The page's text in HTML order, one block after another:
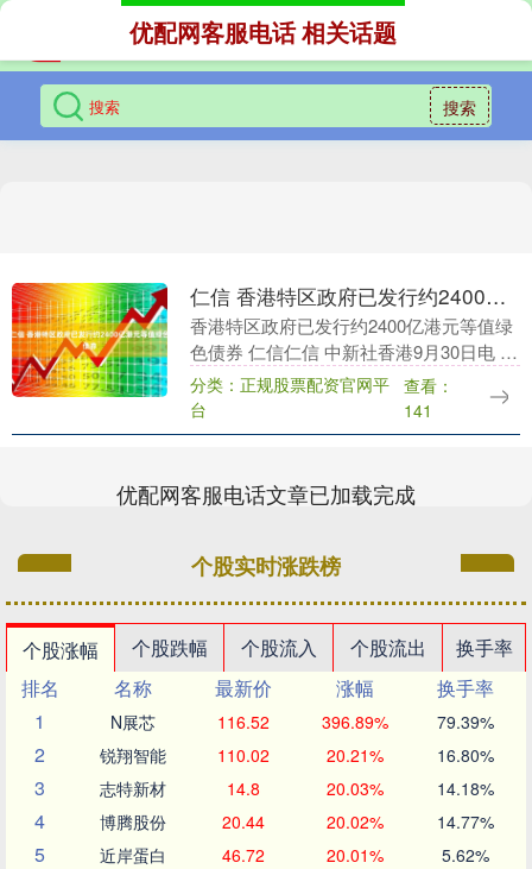
搜索
优配网客服电话 相关话题
仁信 香港特区政府已发行约2400亿港元等值绿色债券
香港特区政府已发行约2400亿港元等值绿
色债券 仁信仁信 中新社香港9月30日电 香
港特区政府30日发布的《绿色债券报告
2025》显示，特区政府至今已发行约24....
分类：正规股票配资官网平
台
查看：
141
优配网客服电话文章已加载完成
个股实时涨跌榜
个股涨幅 个股跌幅 个股流入 个股流出
换手率
排名
名称 最新价 涨幅
换手率
1
N展芯 116.52 396.89% 79.39%
2 锐翔智能 110.02 20.21% 16.80%
3 志特新材 14.8 20.03% 14.18%
4 博腾股份 20.44 20.02% 14.77%
5 近岸蛋白 46.72 20.01% 5.62%